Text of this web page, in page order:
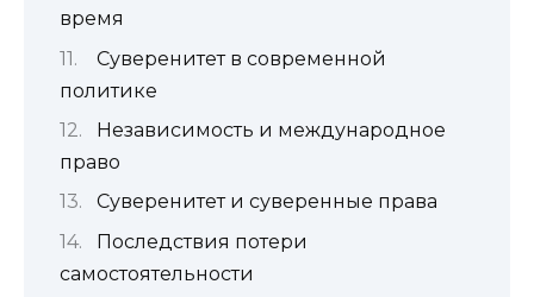
время
Суверенитет в современной
политике
Независимость и международное
право
Суверенитет и суверенные права
Последствия потери
самостоятельности